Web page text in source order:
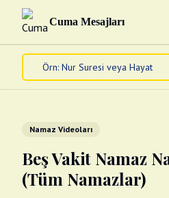
Cuma Mesajları
Namaz Videoları
Beş Vakit Namaz
(Tüm Namazlar)